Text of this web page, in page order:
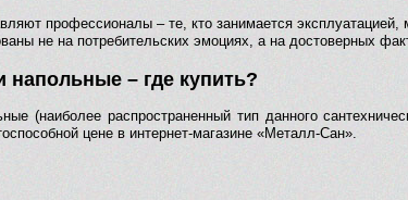
профессионалы – те, кто занимается эксплуатацией,
не на потребительских эмоциях, а на достоверных
напольные – где купить?
(наиболее распространенный тип данного
цене в интернет-магазине «Металл-Сан».